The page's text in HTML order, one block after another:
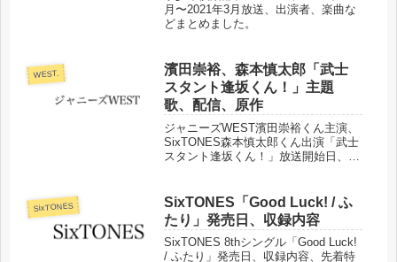
月〜2021年3月放送、出演者、楽曲な
どまとめました。
WEST.
濱田崇裕、森本慎太郎「武士
スタント逢坂くん！」主題
歌、配信、原作
ジャニーズWEST濱田崇裕くん主演、
SixTONES森本慎太郎くん出演「武士
スタント逢坂くん！」放送開始日、放
SixTONES
SixTONES「Good Luck! / ふ
たり」発売日、収録内容
SixTONES 8thシングル「Good Luck!
/ ふたり」発売日、収録内容、先着特